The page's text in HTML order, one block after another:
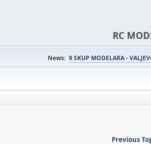
RC
News: 9 SKUP MODELARA -
Previous